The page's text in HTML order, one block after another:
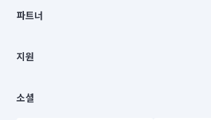
주소 | 본사: 서울특별시 종로구 율곡로 6(중학동, 트
컨택센터 : 서울특별시 종로구 수송동 율곡로 24, 7층
상품, 상품정보, 거래에 관한 의무와 책임은 거래당사
언론 보도 관련 문의:
© 유한회사 미소. Miso, Inc. All Rights Reserved.
채용
파트너
이사
지원
이용약관
소셜